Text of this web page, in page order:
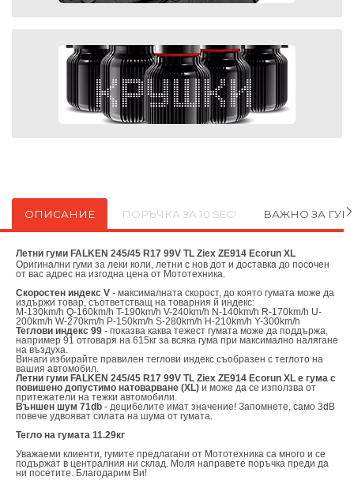
ОПИСАНИЕ ПОРЪЧКА ЗА 10 SEC! ВАЖНО ЗА
Летни гуми FALKEN 245/45 R17 99V TL Ziex ZE914 Ecorun XL
Оригинални гуми за леки коли, летни с нов дот и доставка до посочен
от вас адрес на изгодна цена от Мототехника.
Скоростен индекс V - максималната скорост, до която гумата може да
издържи товар, съответстващ на товарния й индекс:
M-130km/h Q-160km/h T-190km/h V-240km/h N-140km/h R-170km/h U-
200km/h W-270km/h P-150km/h S-280km/h H-210km/h Y-300km/h
Теглови индекс 99 - показва каква тежест гумата може да поддържа,
например 91 отговаря на 615кг за всяка гума при максимално налягане
на въздуха.
Винаги избирайте правилен теглови индекс съобразен с теглото на
вашия автомобил.
Летни гуми FALKEN 245/45 R17 99V TL Ziex ZE914 Ecorun XL е гума с
повишено допустимо натоварване (XL) и може да се използва от
притежатели на тежки автомобили.
Външен шум 71db - децибелите имат значение! Запомнете, само 3dB
повече удвояват силата на шума от гумата.
Тегло на гумата 11.29кг
Уважаеми клиенти, гумите предлагани от Мототехника са много и се
подържат в централния ни склад. Моля направете поръчка преди да
ни посетите. Благодарим Ви!